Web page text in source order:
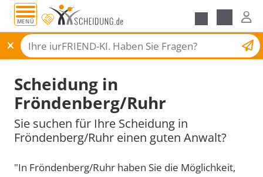
MENÜ
Scheidungsantrag
Scheidung in
Fröndenberg/Ruhr
Sie suchen für Ihre Scheidung in
Fröndenberg/Ruhr einen guten Anwalt?
"In Fröndenberg/Ruhr haben Sie die Möglichkeit,